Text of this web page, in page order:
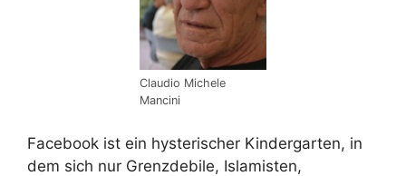
Claudio Michele
Mancini
Facebook ist ein hysterischer Kindergarten, in
dem sich nur Grenzdebile, Islamisten,